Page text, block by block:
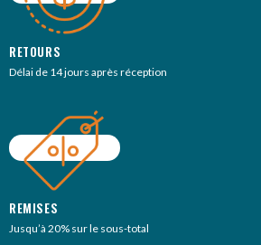
RETOURS
Délai de 14 jours après réception
REMISES
Jusqu’à 20% sur le sous-total